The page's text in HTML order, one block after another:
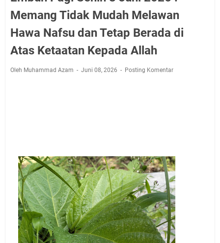
Setiap Noda Ada Pembersihnya, Salat Bisa Menjadi
Kuningan Kamis 6 Agustus 2026
Agenda Kegiatan Bupati, Wabup dan Sekda Kuningan
Rabu 5 Agustus 2026 Masing-masing Dua Acara
Ini Lokasi Samling Kuningan Rabu 5 Agustus 2026
Rabu 5 Agustus 2026
Agenda Kegiatan Bupati Kuningan Kamis 6 Agustus
2026 Ada Tiga Acara
Kamis 6 Agustus 2026 Mobil Samling Ada di Alun-alun
Luragung, Ini Persyaratan dan Besaran Biayanya
Memang Tidak Mudah Melawan
Hawa Nafsu dan Tetap Berada di
Atas Ketaatan Kepada Allah
Oleh Muhammad Azam Juni 08, 2026 Posting Komentar